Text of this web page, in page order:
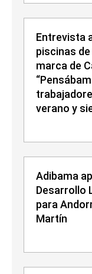
Entrevista
piscinas
marca de
verano y
Adibama
Desarrollo
para
Martín